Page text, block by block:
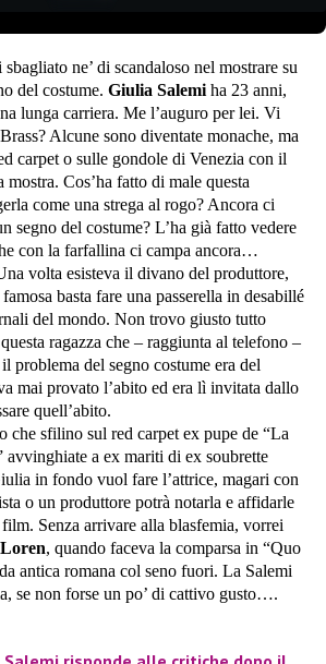
ne’ di scandaloso nel mostrare su
del costume. Giulia Salemi ha 23 anni,
lunga carriera. Me l’auguro per lei. Vi
Alcune sono diventate monache, ma
carpet o sulle gondole di Venezia con il
Cos’ha fatto di male questa
come una strega al rogo? Ancora ci
segno del costume? L’ha già fatto vedere
con la farfallina ci campa ancora…
volta esisteva il divano del produttore,
basta fare una passerella in desabillé
del mondo. Non trovo giusto tutto
ragazza che – raggiunta al telefono –
problema del segno costume era del
mai provato l’abito ed era lì invitata dallo
quell’abito.
che sfilino sul red carpet ex pupe de “La
avvinghiate a ex mariti di ex soubrette
in fondo vuol fare l’attrice, magari con
o un produttore potrà notarla e affidarle
Senza arrivare alla blasfemia, vorrei
, quando faceva la comparsa in “Quo
antica romana col seno fuori. La Salemi
se non forse un po’ di cattivo gusto….